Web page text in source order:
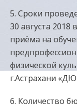
5. Сроки
30 августа
приёма на
физической
г.Астрахани
6. Количество